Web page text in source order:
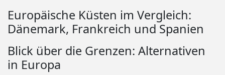
Europäische Küsten im Vergleich:
Dänemark, Frankreich und Spanien
Blick über die Grenzen: Alternativen
in Europa